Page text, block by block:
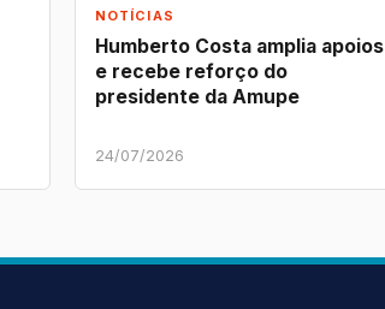
NOTÍCIAS
Humberto Costa amplia apoios
e recebe reforço do
presidente da Amupe
24/07/2026